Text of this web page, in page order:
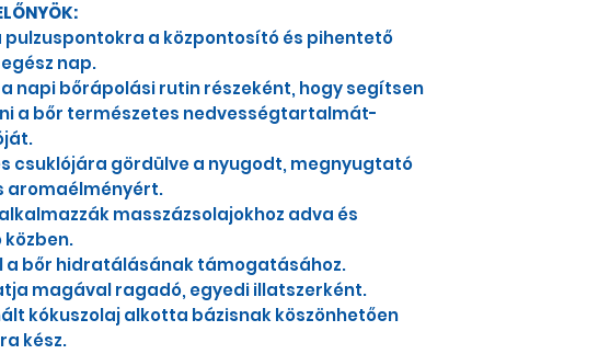
pulzuspontokra a központosító és pihentető
nap.
napi bőrápolási rutin részeként, hogy segítsen
a bőr természetes nedvességtartalmát-
csuklójára gördülve a nyugodt, megnyugtató
aromaélményért.
masszázsolajokhoz adva és
a bőr hidratálásának támogatásához.
magával ragadó, egyedi illatszerként.
kókuszolaj alkotta bázisnak köszönhetően
kész.